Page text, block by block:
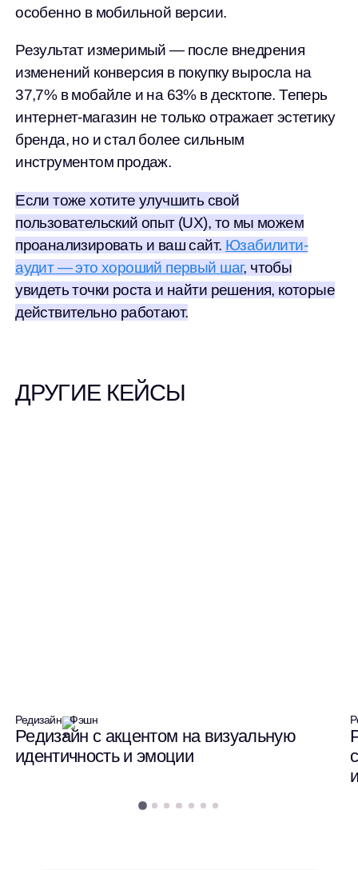
особенно в мобильной версии.
Результат измеримый — после внедрения
изменений конверсия в покупку выросла на
37,7% в мобайле и на 63% в десктопе. Теперь
интернет-магазин не только отражает эстетику
бренда, но и стал более сильным
инструментом продаж.
Если тоже хотите улучшить свой
пользовательский опыт (UX), то мы можем
проанализировать и ваш сайт. Юзабилити-
аудит — это хороший первый шаг, чтобы
увидеть точки роста и найти решения, которые
действительно работают.
ДРУГИЕ КЕЙСЫ
Редизайн Фэшн
Редизайн с акцентом на визуальную
идентичность и эмоции